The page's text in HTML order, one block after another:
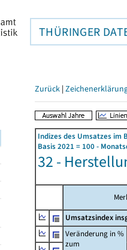
THÜRINGER
Zurück |
Indizes des Umsatzes im
Basis 2021 = 100 -
32 -
Umsatzsindex
Veränderung in %
zum